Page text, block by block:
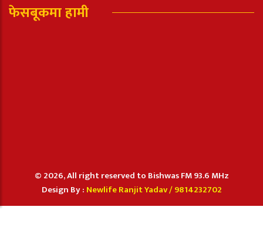
फेसबूकमा हामी
© 2026, All right reserved to Bishwas FM 93.6 MHz
Design By : Newlife Ranjit Yadav /9814232702